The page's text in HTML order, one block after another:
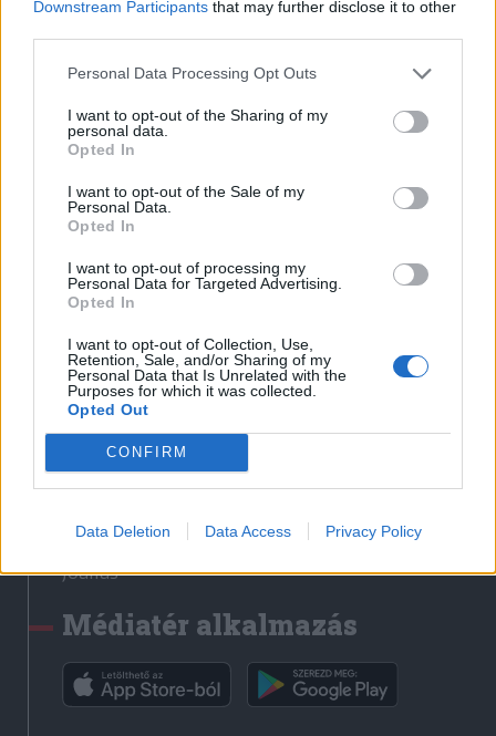
Downstream Participants that may further disclose it to other
Personal Data Processing Opt Outs
I want to opt-out of the Sharing of my
personal data.
Opted In
I want to opt-out of the Sale of my
Personal Data.
Opted In
I want to opt-out of processing my
Personal Data for Targeted Advertising.
Opted In
I want to opt-out of Collection, Use,
Retention, Sale, and/or Sharing of my
Personal Data that Is Unrelated with the
Purposes for which it was collected.
Opted Out
CONFIRM
Data Deletion Data Access Privacy Policy
Hozzászólási szabályzat
Nyomtatott lapjaink archívuma
Székely Hírmondó archívuma
Sütibeállítások
Médiatér
Liget
Krónika
Bihari Napló
Erdélyi Napló
Főtér
Rádió GaGa
Jóállás
Médiatér alkalmazás